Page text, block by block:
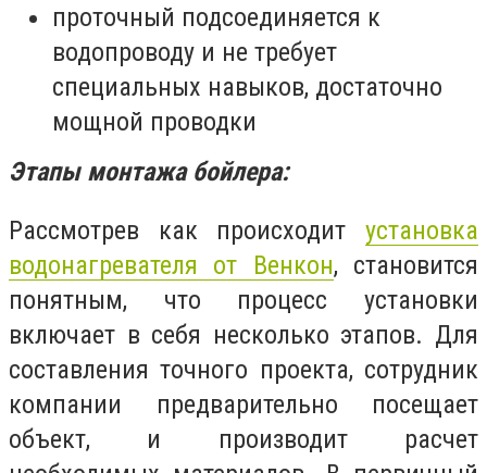
проточный подсоединяется к
водопроводу и не требует
специальных навыков, достаточно
мощной проводки
Этапы монтажа бойлера:
Рассмотрев как происходит установка
водонагревателя от Венкон, становится
понятным, что процесс установки
включает в себя несколько этапов. Для
составления точного проекта, сотрудник
компании предварительно посещает
объект, и производит расчет